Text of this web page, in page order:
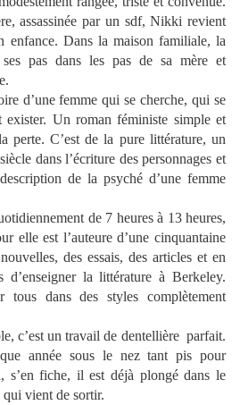
assassinée par un sdf, Nikki revient
enfance. Dans la maison familiale, la
pas dans les pas de sa mère et
d’une femme qui se cherche, qui se
exister. Un roman féministe simple et
perte. C’est de la pure littérature, un
dans l’écriture des personnages et
de la psyché d’une femme
de 7 heures à 13 heures,
elle est l’auteure d’une cinquantaine
des essais, des articles et en
la littérature à Berkeley.
dans des styles complètement
c’est un travail de dentellière parfait.
année sous le nez tant pis pour
s’en fiche, il est déjà plongé dans le
vient de sortir.